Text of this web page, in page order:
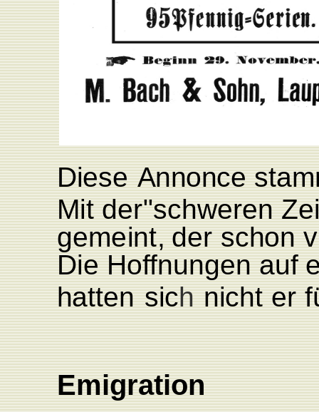
Diese Annonce st
Mit der"schweren
gemeint, der schon v
Die Hoffnungen auf
hatten sich nicht er
Emigration